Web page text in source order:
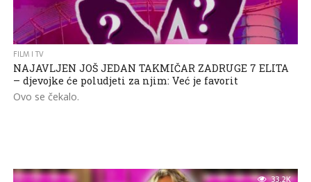
FILM I TV
NAJAVLJEN JOŠ JEDAN TAKMIČAR ZADRUGE 7 ELITA
– djevojke će poludjeti za njim: Već je favorit
Ovo se čekalo.
33.2K